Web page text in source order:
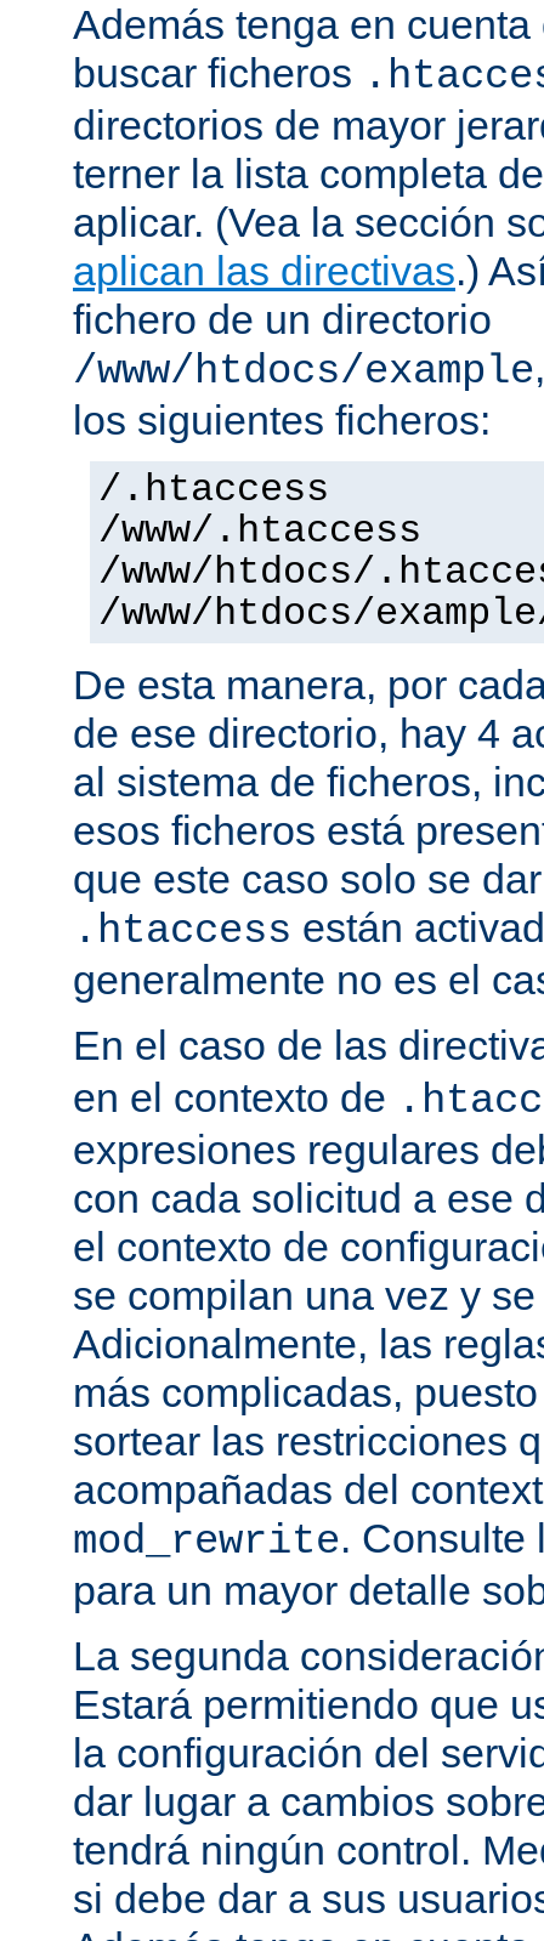
Además tenga en
buscar ficheros
directorios de mayor
terner la lista completa
aplicar. (Vea la sección
aplican las directivas.)
fichero de un directorio
/www/htdocs/example
los siguientes ficheros:
/.htaccess
/www/.htaccess
/www/htdocs/
/www/htdocs/
De esta manera, por
de ese directorio, hay 4
al sistema de ficheros,
esos ficheros está
que este caso solo se
.htaccess están
generalmente no es el
En el caso de las
en el contexto de
expresiones regulares
con cada solicitud a ese
el contexto de
se compilan una vez y
Adicionalmente, las
más complicadas,
sortear las restricciones
acompañadas del
mod_rewrite.
para un mayor detalle
La segunda
Estará permitiendo que
la configuración del
dar lugar a cambios
tendrá ningún control.
si debe dar a sus